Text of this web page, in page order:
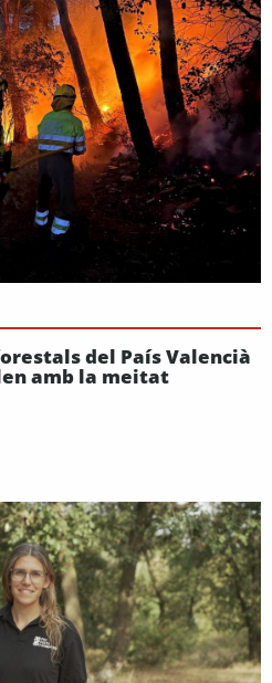
del País Valencià
amb la meitat